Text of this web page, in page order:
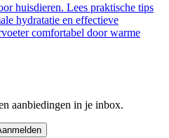
huisdieren. Lees praktische tips
hydratatie en effectieve
comfortabel door warme
aanbiedingen in je inbox.